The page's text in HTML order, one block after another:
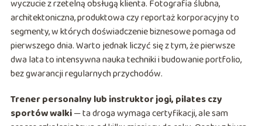
wyczucie z rzetelną obsługą klienta. Fotografia ślubna,
architektoniczna, produktowa czy reportaż korporacyjny to
segmenty, w których doświadczenie biznesowe pomaga od
pierwszego dnia. Warto jednak liczyć się z tym, że pierwsze
dwa lata to intensywna nauka techniki i budowanie portfolio,
bez gwarancji regularnych przychodów.
Trener personalny lub instruktor jogi, pilates czy
sportów walki— ta droga wymaga certyfikacji, ale sam